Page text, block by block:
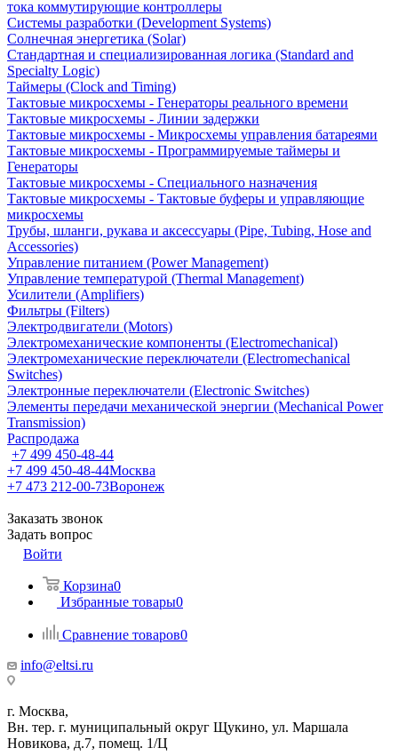
тока коммутирующие контроллеры
Системы разработки (Development Systems)
Солнечная энергетика (Solar)
Стандартная и специализированная логика (Standard and
Specialty Logic)
Таймеры (Clock and Timing)
Тактовые микросхемы - Генераторы реального времени
Тактовые микросхемы - Линии задержки
Тактовые микросхемы - Микросхемы управления батареями
Тактовые микросхемы - Программируемые таймеры и
Генераторы
Тактовые микросхемы - Специального назначения
Тактовые микросхемы - Тактовые буферы и управляющие
микросхемы
Трубы, шланги, рукава и аксессуары (Pipe, Tubing, Hose and
Accessories)
Управление питанием (Power Management)
Управление температурой (Thermal Management)
Усилители (Amplifiers)
Фильтры (Filters)
Электродвигатели (Motors)
Электромеханические компоненты (Electromechanical)
Электромеханические переключатели (Electromechanical
Switches)
Электронные переключатели (Electronic Switches)
Элементы передачи механической энергии (Mechanical Power
Transmission)
Распродажа
+7 499 450-48-44
+7 499 450-48-44Москва
+7 473 212-00-73Воронеж
Заказать звонок
Задать вопрос
Войти
Корзина0
Избранные товары0
Сравнение товаров0
info@eltsi.ru
г. Москва,
Вн. тер. г. муниципальный округ Щукино, ул. Маршала
Новикова, д.7, помещ. 1/Ц